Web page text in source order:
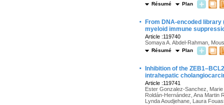
Résumé Plan
·
From DNA-encoded
myeloid immune
Article :119740
Somaya A. Abdel-Rahman,
Résumé Plan
·
Inhibition of the
intrahepatic
Article :119741
Ester Gonzalez-Sanchez,
Roldán-Hernández, Ana Martin
Lynda Aoudjehane, Laura